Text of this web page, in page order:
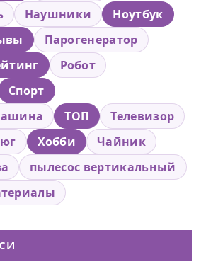
Наушники
Ноутбук
Парогенератор
Робот
Спорт
ТОП
Телевизор
Хобби
Чайник
пылесос вертикальный